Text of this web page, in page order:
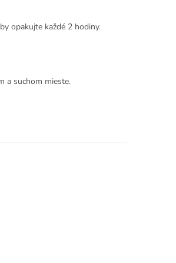
opakujte každé 2 hodiny.
a suchom mieste.